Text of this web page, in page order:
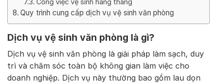
Công việc vệ sinh hàng tháng
Quy trình cung cấp dịch vụ vệ sinh văn phòng
Dịch vụ vệ sinh văn phòng là gì?
Dịch vụ vệ sinh văn phòng là giải pháp làm sạch, duy
trì và chăm sóc toàn bộ không gian làm việc cho
doanh nghiệp. Dịch vụ này thường bao gồm lau dọn